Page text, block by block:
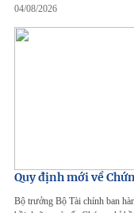
đại học.
04/08/2026
Quy định mới về
Bộ trưởng Bộ Tài chính ban